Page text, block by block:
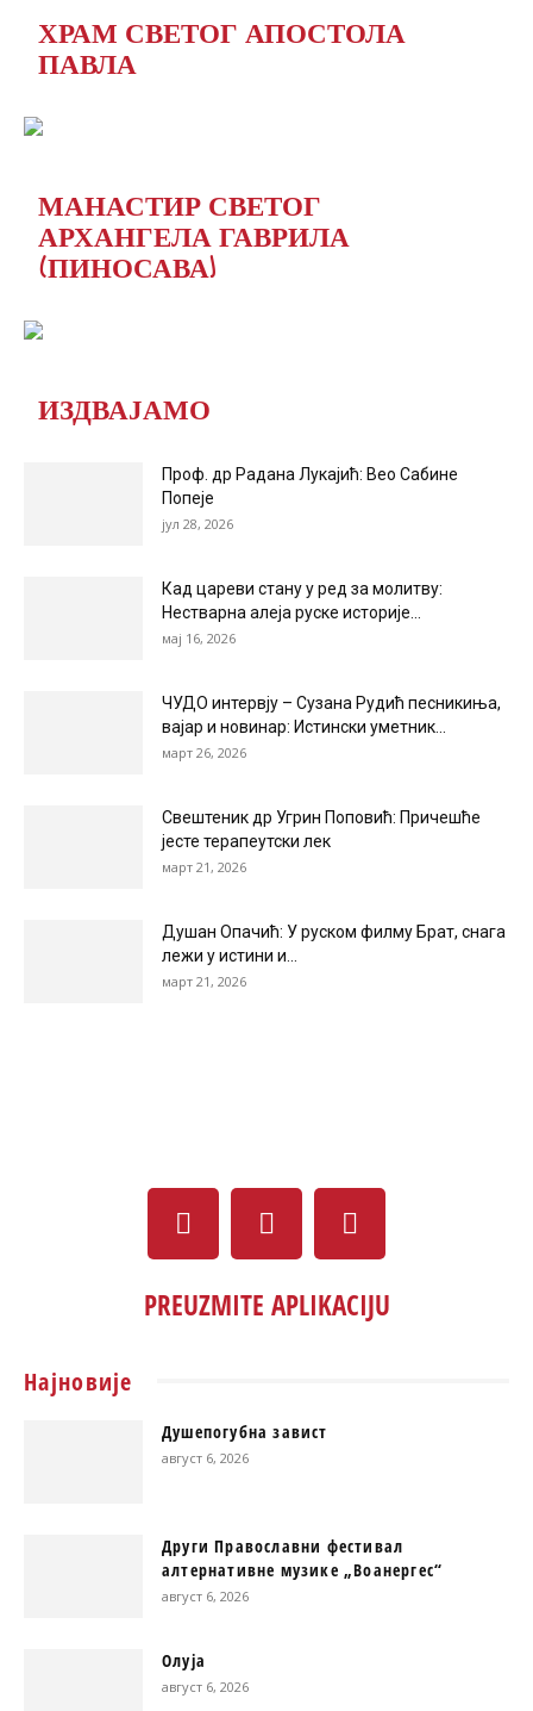
ХРАМ СВЕТОГ АПОСТОЛА
ПАВЛА
МАНАСТИР СВЕТОГ
АРХАНГЕЛА ГАВРИЛА
(ПИНОСАВА)
ИЗДВАЈАМО
Проф. др Радана Лукајић: Вео Сабине
Попеје
јул 28, 2026
Кад цареви стану у ред за молитву:
Нестварна алеја руске историје...
мај 16, 2026
ЧУДО интервју – Сузана Рудић песникиња,
вајар и новинар: Истински уметник...
март 26, 2026
Свештеник др Угрин Поповић: Причешће
јесте терапеутски лек
март 21, 2026
Душан Опачић: У руском филму Брат, снага
лежи у истини и...
март 21, 2026
PREUZMITE APLIKACIJU
Најновије
Душепогубна завист
август 6, 2026
Други Православни фестивал
алтернативне музике „Воанергес“
август 6, 2026
Олуја
август 6, 2026